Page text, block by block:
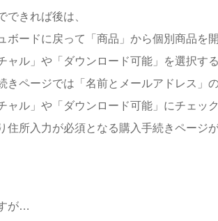
できれば後は、
ボードに戻って「商品」から個別商品を
ャル」や「ダウンロード可能」を選択する
きページでは「名前とメールアドレス」
ャル」や「ダウンロード可能」にチェッ
住所入力が必須となる購入手続きページ
が…